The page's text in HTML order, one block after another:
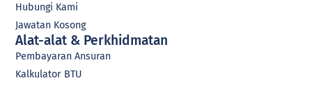
Hubungi Kami
Jawatan Kosong
Alat-alat & Perkhidmatan
Pembayaran Ansuran
Kalkulator BTU